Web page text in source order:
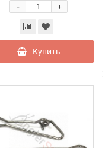
+
-
Купить